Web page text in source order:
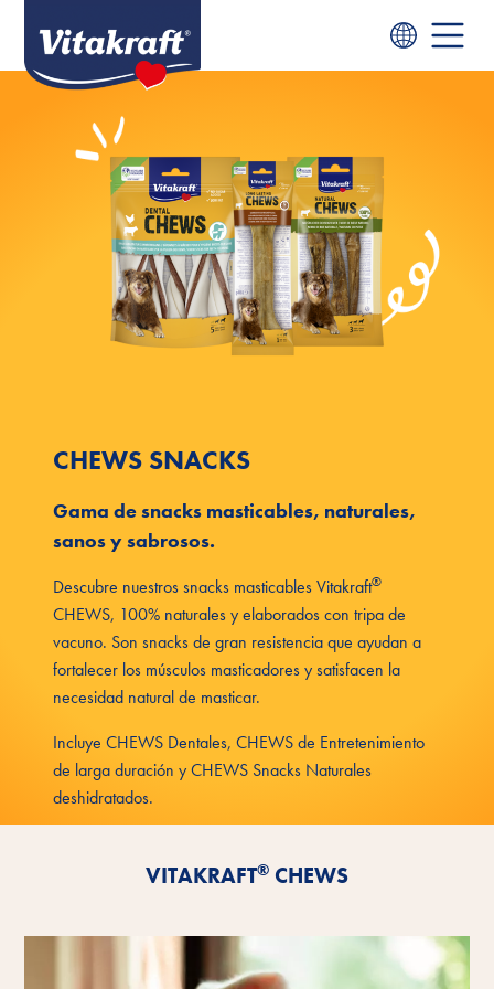
CHEWS SNACKS
Gama de snacks masticables, naturales,
sanos y sabrosos.
Descubre nuestros snacks masticables Vitakraft®
CHEWS, 100% naturales y elaborados con tripa de
vacuno. Son snacks de gran resistencia que ayudan a
fortalecer los músculos masticadores y satisfacen la
necesidad natural de masticar.
Incluye CHEWS Dentales, CHEWS de Entretenimiento
de larga duración y CHEWS Snacks Naturales
deshidratados.
VITAKRAFT® CHEWS